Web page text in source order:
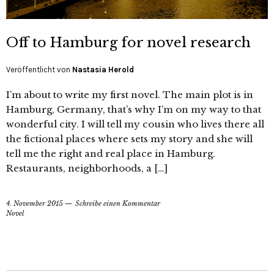
Off to Hamburg for novel research
Veröffentlicht von Nastasia Herold
I’m about to write my first novel. The main plot is in
Hamburg, Germany, that’s why I’m on my way to that
wonderful city. I will tell my cousin who lives there all
the fictional places where sets my story and she will
tell me the right and real place in Hamburg.
Restaurants, neighborhoods, a […]
4. November 2015
Schreibe einen Kommentar
Novel